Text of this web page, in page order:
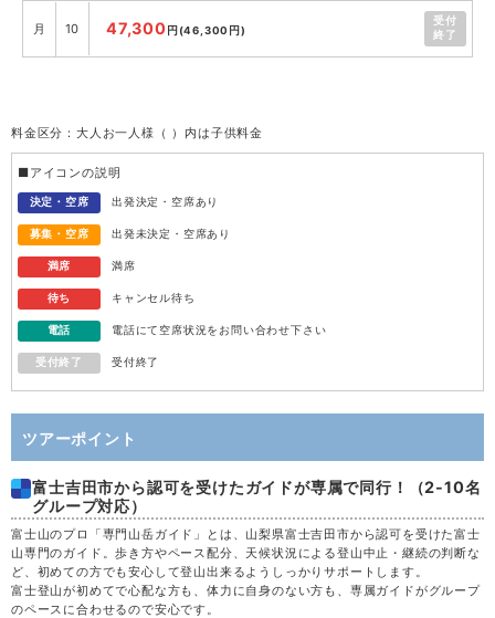
月 10 47,300 円 (46,300円)
受付
終了
水 12 43,300
木 13 41,800 円(40,800円)
金 14 44,300
日 16 41,300
月 17 36,800
火 18 36,800円(35,800円) 満席
水 19 36,800 円 (35,800円) 満席
木 20 36,800 円(35,800円)
料金区分：大人お一人様（ ）内は子供料金
■アイコンの説明
決定・空席 出発決定・空席あり
募集・空席 出発未決定・空席あり
満席 満席
待ち キャンセル待ち
電話 電話にて空席状況をお問い合わせ下さい
受付終了 受付終了
ツアーポイント
富士吉田市から認可を受けたガイドが専属で同行！（2-10名
グループ対応）
富士山のプロ「専門山岳ガイド」とは、山梨県富士吉田市から認可を受けた富士
山専門のガイド。歩き方やペース配分、天候状況による登山中止・継続の判断な
ど、初めての方でも安心して登山出来るようしっかりサポートします。
富士登山が初めてで心配な方も、体力に自身のない方も、専属ガイドがグループ
のペースに合わせるので安心です。